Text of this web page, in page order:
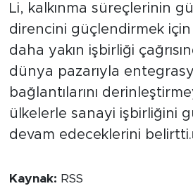
Li, kalkınma süreçlerinin
direncini güçlendirmek
daha yakın işbirliği
dünya pazarıyla
bağlantılarını
ülkelerle sanayi işbirliğini
devam edeceklerini
Kaynak: RSS